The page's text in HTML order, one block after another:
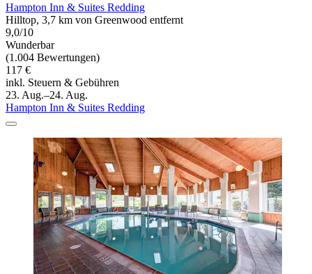
Hampton Inn & Suites Redding
Hilltop, 3,7 km von Greenwood entfernt
9,0/10
Wunderbar
(1.004 Bewertungen)
117 €
inkl. Steuern & Gebühren
23. Aug.–24. Aug.
Hampton Inn & Suites Redding